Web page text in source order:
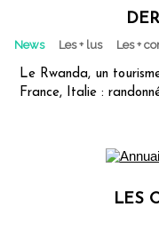
News Les + lus Les +
Le Rwanda, un
France, Italie :
LES